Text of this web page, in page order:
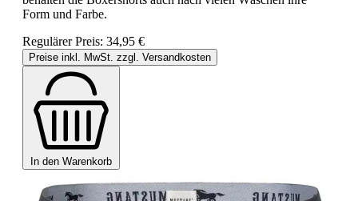
Form und Farbe.
Regulärer Preis: 34,95 €
Preise inkl. MwSt. zzgl. Versandkosten
In den Warenkorb